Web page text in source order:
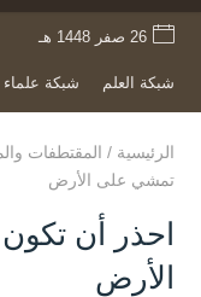
26 صفر 1448 هـ
شبكة العلم شبكة علماء
الرئيسية / المقتطفات
تمشي على الأرض
احذر أن
الأرض